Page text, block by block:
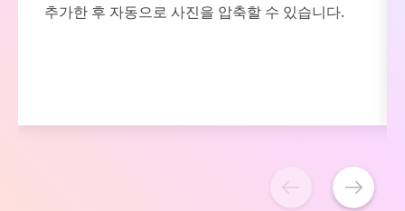
장 공간을 확보할 수 있습니다.